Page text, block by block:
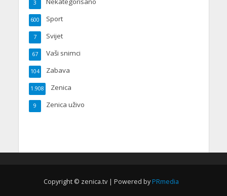
3
Sport
600
Svijet
7
Vaši snimci
67
Zabava
104
Zenica
1.908
Zenica uživo
9
Copyright © zenica.tv | Powered by PRmedia